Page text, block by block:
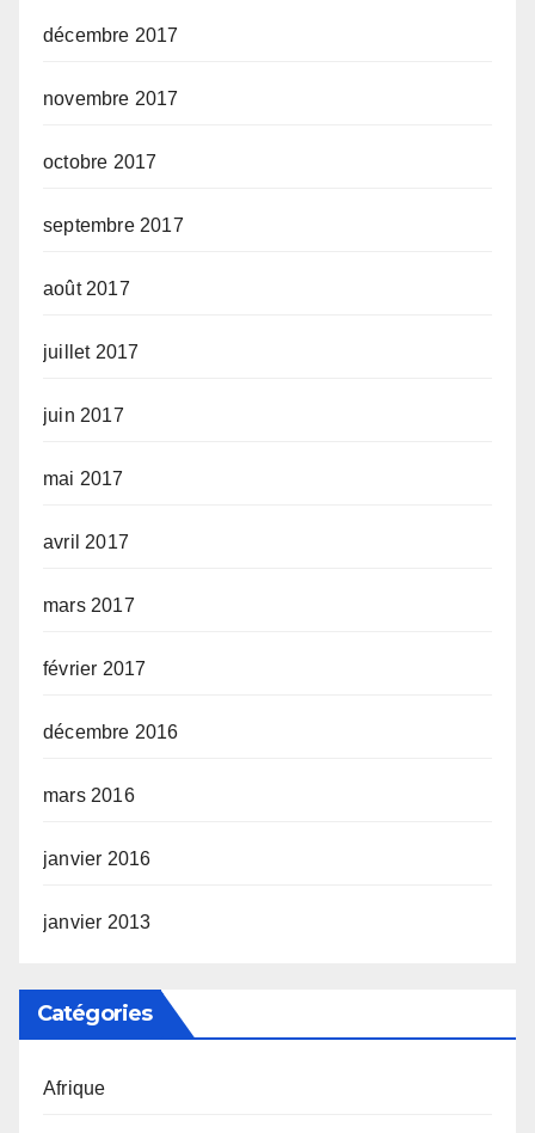
décembre 2017
novembre 2017
octobre 2017
septembre 2017
août 2017
juillet 2017
juin 2017
mai 2017
avril 2017
mars 2017
février 2017
décembre 2016
mars 2016
janvier 2016
janvier 2013
Catégories
Afrique